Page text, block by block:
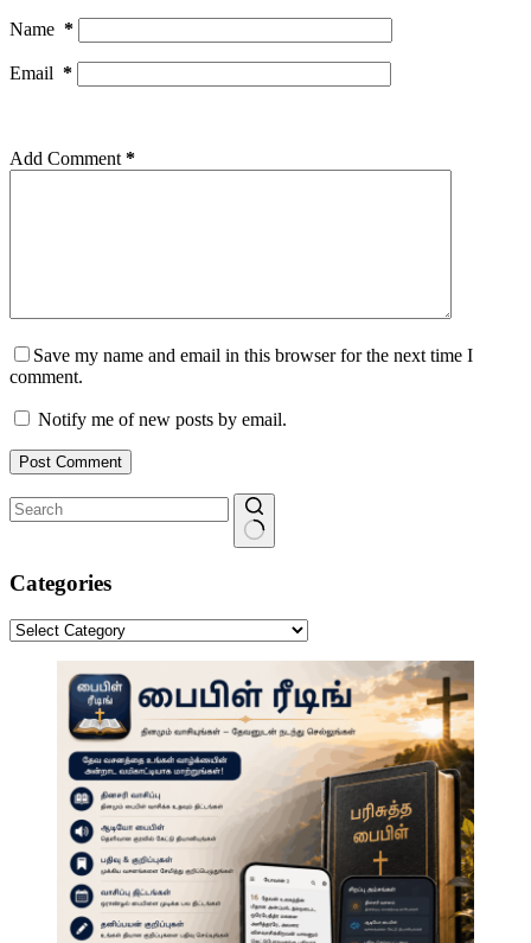
Name *
Email *
Add Comment *
Save my name and email in this browser for the next time I
comment.
Notify me of new posts by email.
Post Comment
results
Categories
Categories